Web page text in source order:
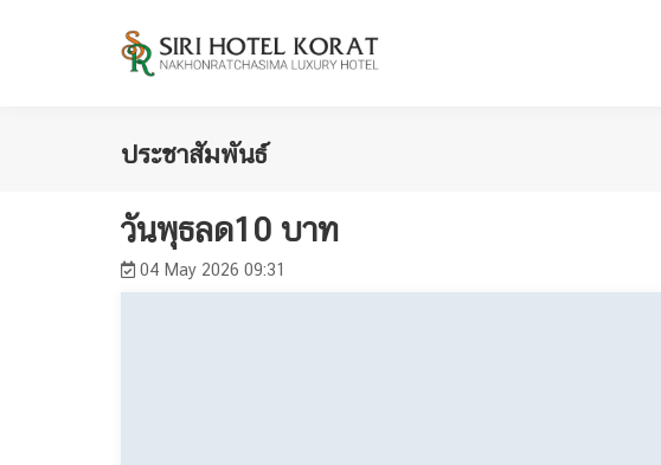
ประชาสัมพันธ์
วันพุธลด10 บาท
04 May 2026 09:31